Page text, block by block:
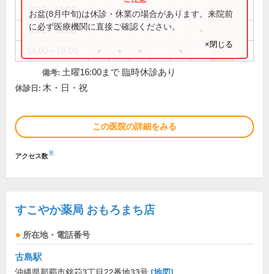
8:30～12:00 ● ● ● ●
8:30～16:00
お盆(8月中旬)は休診・休業の場合があります。来院前
に必ず医療機関に直接ご確認ください。
×閉じる
備考: 土曜16:00まで 臨時休診あり
休診日: 木・日・祝
この医院の詳細をみる
アクセス数※
すこやか薬局 おもろまち店
所在地・電話番号
古島駅